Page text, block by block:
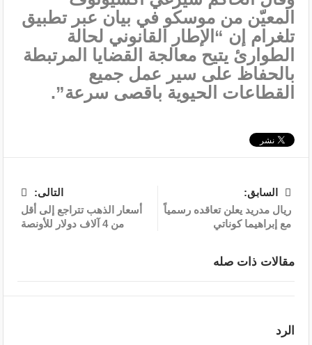
المعيّن من موسكو في بيان عبر تطبيق
تلغرام إن “الإطار القانوني لحالة
الطوارئ يتيح معالجة القضايا المرتبطة
بالحفاظ على سير عمل جميع
القطاعات الحيوية باقصى سرعة”.
السابق:
ريال مدريد يعلن تعاقده رسمياً
مع إبراهيما كوناتي
التالى:
أسعار الذهب تتراجع إلى أقل
من 4 آلاف دولار للأونصة
مقالات ذات صله
الرد